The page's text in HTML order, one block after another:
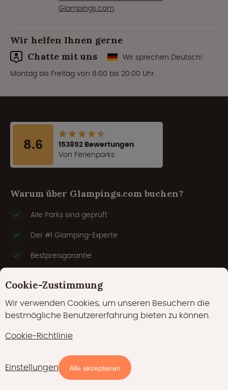
Glampings.com
Wir helfen Ihnen gerne
Chatte mit uns
Wir sprechen Deutsch!
Montag bis Freitag von 8:00 bis 20:00 Uhr.
8.6
153892 Bewertungen
Von Ferienparks
Warum über Glampings.com buchen?
Alle Parks sind geprüft
Der #1 Glamping-Experte
Bestpreisgarantie
Cookie-Zustimmung
Wir verwenden Cookies, um unseren Besuchern die
bestmögliche Benutzererfahrung bieten zu können.
Cookie-Richtlinie
Einstellungen Alle akzeptieren